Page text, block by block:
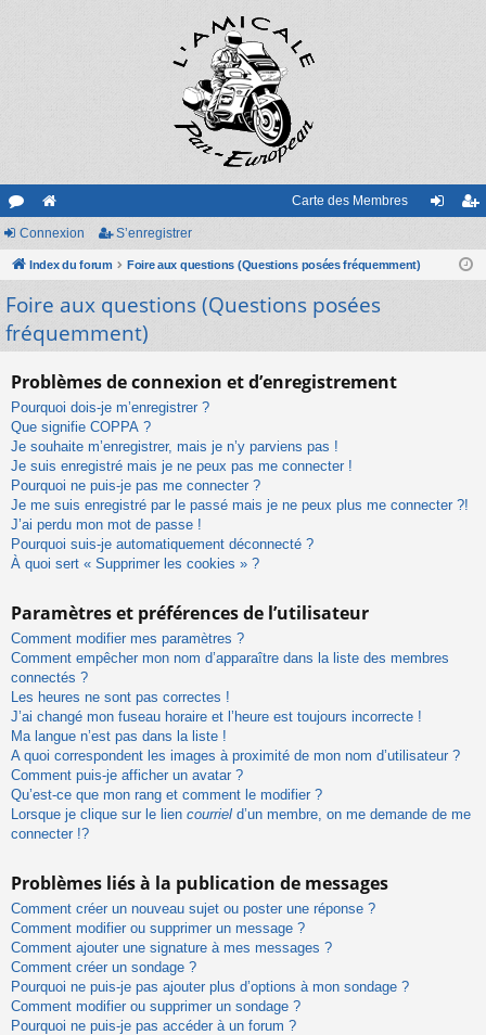
or
u
m
s
e
sit
e
Carte des Membres
nr
Connexion S’enregistrer
Index du forum Foire aux questions (Questions posées fréquemment)
Foire aux questions (Questions posées
fréquemment)
Problèmes de connexion et d’enregistrement
Pourquoi dois-je m’enregistrer ?
Que signifie COPPA ?
Je souhaite m’enregistrer, mais je n’y parviens pas !
Je suis enregistré mais je ne peux pas me connecter !
Pourquoi ne puis-je pas me connecter ?
Je me suis enregistré par le passé mais je ne peux plus me connecter ?!
J’ai perdu mon mot de passe !
Pourquoi suis-je automatiquement déconnecté ?
À quoi sert « Supprimer les cookies » ?
Paramètres et préférences de l’utilisateur
Comment modifier mes paramètres ?
Comment empêcher mon nom d’apparaître dans la liste des membres
connectés ?
Les heures ne sont pas correctes !
J’ai changé mon fuseau horaire et l’heure est toujours incorrecte !
Ma langue n’est pas dans la liste !
A quoi correspondent les images à proximité de mon nom d’utilisateur ?
Comment puis-je afficher un avatar ?
Qu’est-ce que mon rang et comment le modifier ?
Lorsque je clique sur le lien courriel d’un membre, on me demande de me
connecter !?
Problèmes liés à la publication de messages
Comment créer un nouveau sujet ou poster une réponse ?
Comment modifier ou supprimer un message ?
Comment ajouter une signature à mes messages ?
Comment créer un sondage ?
Pourquoi ne puis-je pas ajouter plus d’options à mon sondage ?
Comment modifier ou supprimer un sondage ?
Pourquoi ne puis-je pas accéder à un forum ?